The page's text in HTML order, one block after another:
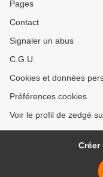
Pages
Contact
Signaler un abus
C.G.U.
Cookies et données
Préférences cookies
Voir le profil de zedgé